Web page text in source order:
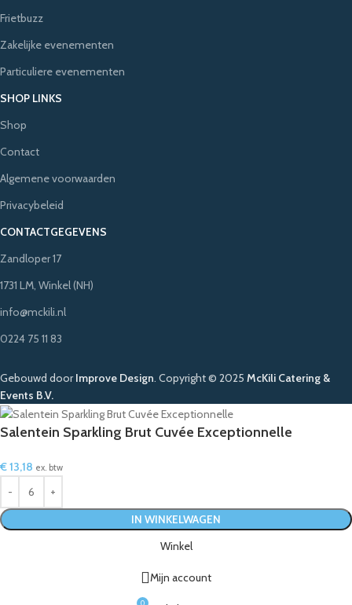
Frietbuzz
Zakelijke evenementen
Particuliere evenementen
SHOP LINKS
Shop
Contact
Algemene voorwaarden
Privacybeleid
CONTACTGEGEVENS
Zandloper 17
1731 LM, Winkel (NH)
info@mckili.nl
0224 75 11 83
Gebouwd doorImprove Design. Copyright © 2025 McKili Catering &
Events B.V.
Salentein Sparkling Brut Cuvée Exceptionnelle
€13,18 ex. btw
IN WINKELWAGEN
Winkel
Mijn account
0